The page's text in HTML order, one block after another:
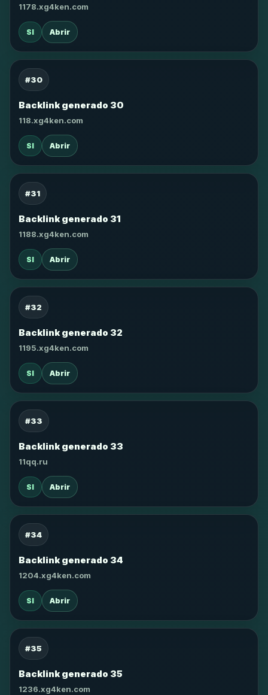
1178.xg4ken.com
SI Abrir
#30
Backlink generado 30
118.xg4ken.com
SI Abrir
#31
Backlink generado 31
1188.xg4ken.com
SI Abrir
#32
Backlink generado 32
1195.xg4ken.com
SI Abrir
#33
Backlink generado 33
11qq.ru
SI Abrir
#34
Backlink generado 34
1204.xg4ken.com
SI Abrir
#35
Backlink generado 35
1236.xg4ken.com